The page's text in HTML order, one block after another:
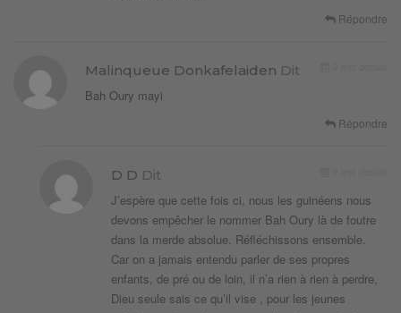
Répondre
Malinqueue Donkafelaiden Dit
Bah Oury mayi
Répondre
D D Dit
J’espère que cette fois ci, nous les guinéens nous
devons empêcher le nommer Bah Oury là de foutre
dans la merde absolue. Réfléchissons ensemble.
Car on a jamais entendu parler de ses propres
enfants, de pré ou de loin, il n’a rien à rien à perdre,
Dieu seule sais ce qu’il vise , pour les jeunes